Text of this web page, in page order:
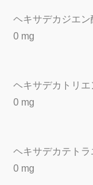
ヘキサデカジエン
0 mg
ヘキサデカトリエ
0 mg
ヘキサデカテトラ
0 mg